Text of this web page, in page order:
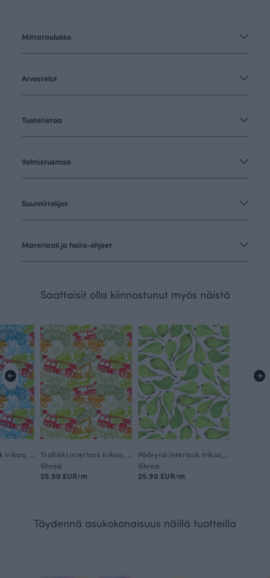
Mittataulukko
Arvostelut
Tuotetietoa
Valmistusmaa
Suunnittelijat
Materiaali ja hoito-ohjeet
Saattaisit olla kiinnostunut myös näistä
Vihreä
25.90 EUR/m
Vihreä
25.90 EUR/m
Täydennä asukokonaisuus näillä tuotteilla